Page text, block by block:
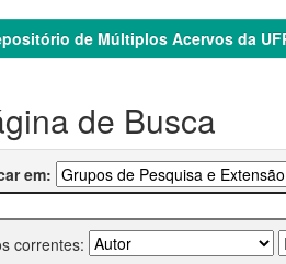
de Múltiplos Acervos da
de Busca
em:
correntes: